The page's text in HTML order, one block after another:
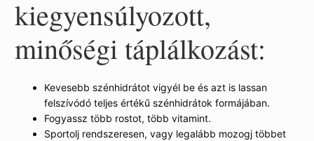
kiegyensúlyozott,
minőségi táplálkozást:
Kevesebb szénhidrátot vigyél be és azt is lassan
felszívódó teljes értékű szénhidrátok formájában.
Fogyassz több rostot, több vitamint.
Sportolj rendszeresen, vagy legalább mozogj többet